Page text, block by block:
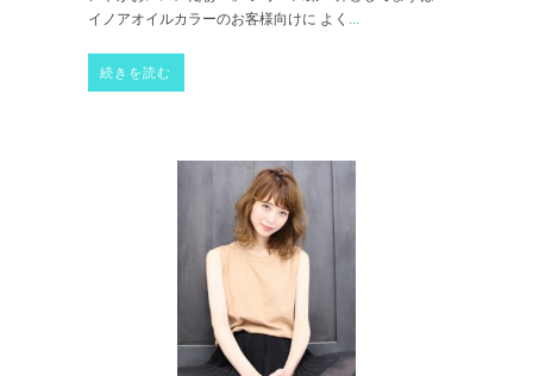
イノアオイルカラーのお客様向けに よく ...
続きを読む